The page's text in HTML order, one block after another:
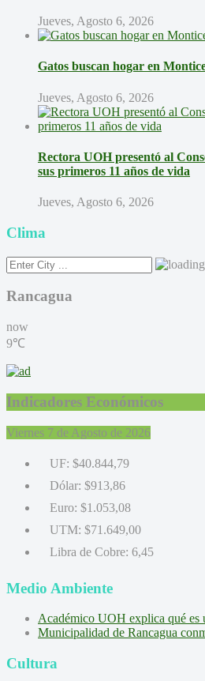
Jueves, Agosto 6, 2026
Gatos buscan hogar en
Jueves, Agosto 6, 2026
Rectora UOH presentó al
sus primeros 11 años de vida
Jueves, Agosto 6, 2026
Clima
Rancagua
now
9℃
Indicadores Económicos
Viernes 7 de Agosto de 2026
UF: $40.844,79
Dólar: $913,86
Euro: $1.053,08
UTM: $71.649,00
Libra de Cobre: 6,45
Medio Ambiente
Académico UOH explica qué es
Municipalidad de Rancagua
Cultura